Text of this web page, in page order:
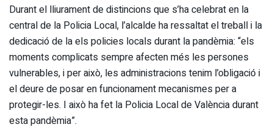
Durant el lliurament de distincions que s’ha celebrat en la
central de la Policia Local, l’alcalde ha ressaltat el treball i la
dedicació de la els policies locals durant la pandèmia: “els
moments complicats sempre afecten més les persones
vulnerables, i per això, les administracions tenim l’obligació i
el deure de posar en funcionament mecanismes per a
protegir-les. I això ha fet la Policia Local de València durant
esta pandèmia”.